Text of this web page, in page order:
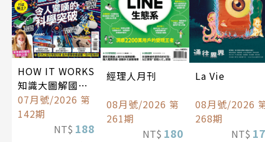
HOW IT WORKS
知識大圖解國際
中文版
07月號/2026 第
142期
NT$ 188
經理人月刊
08月號/2026 第
261期
NT$ 180
La Vie
08月號/2026
268期
NT$